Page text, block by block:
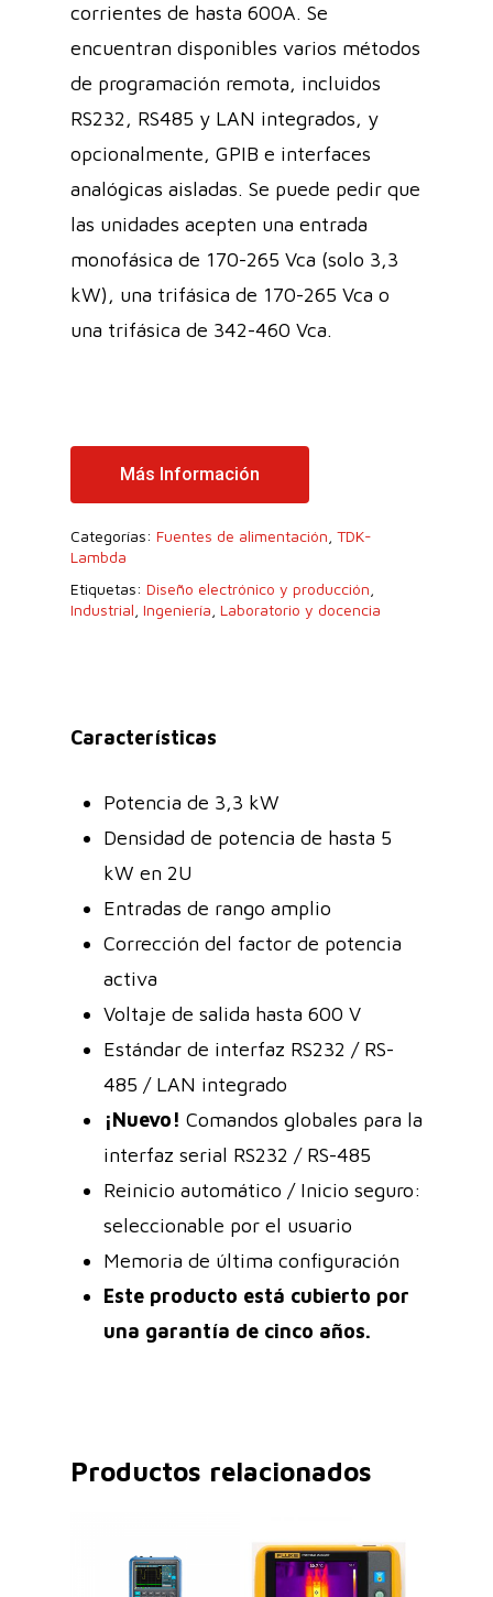
corrientes de hasta 600A. Se
encuentran disponibles varios métodos
de programación remota, incluidos
RS232, RS485 y LAN integrados, y
opcionalmente, GPIB e interfaces
analógicas aisladas. Se puede pedir que
las unidades acepten una entrada
monofásica de 170-265 Vca (solo 3,3
kW), una trifásica de 170-265 Vca o
una trifásica de 342-460 Vca.
Más Información
Categorías: Fuentes de alimentación TDK-
Lambda
Etiquetas: Diseño electrónico y producción
Industrial Ingeniería Laboratorio y docencia
Características
Potencia de 3,3 kW
Densidad de potencia de hasta 5
kW en 2U
Entradas de rango amplio
Corrección del factor de potencia
activa
Voltaje de salida hasta 600 V
Estándar de interfaz RS232 / RS-
485 / LAN integrado
¡Nuevo! Comandos globales para la
interfaz serial RS232 / RS-485
Reinicio automático / Inicio seguro:
seleccionable por el usuario
Memoria de última configuración
Este producto está cubierto por
una garantía de cinco años.
Productos relacionados